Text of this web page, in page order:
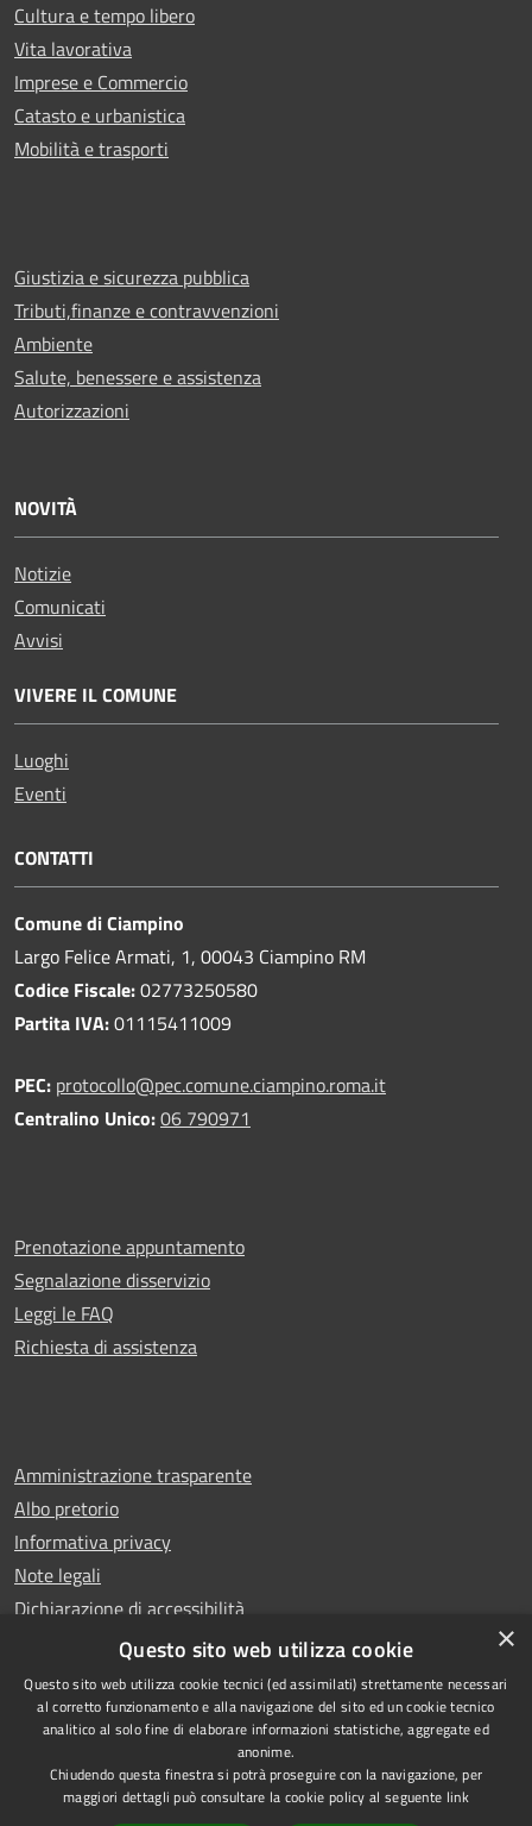
Cultura e tempo libero
Vita lavorativa
Imprese e Commercio
Catasto e urbanistica
Mobilità e trasporti
Giustizia e sicurezza pubblica
Tributi,finanze e contravvenzioni
Ambiente
Salute, benessere e assistenza
Autorizzazioni
NOVITÀ
Notizie
Comunicati
Avvisi
VIVERE IL COMUNE
Luoghi
Eventi
CONTATTI
Comune di Ciampino
Largo Felice Armati, 1, 00043 Ciampino RM
Codice Fiscale:02773250580
Partita IVA:01115411009
PEC: protocollo@pec.comune.ciampino.roma.it
Centralino Unico:06 790971
Prenotazione appuntamento
Segnalazione disservizio
Leggi le FAQ
Richiesta di assistenza
Amministrazione trasparente
Albo pretorio
Informativa privacy
Note legali
Dichiarazione di accessibilità
Whistleblowing
Accessibilità
Copyright © 2024 Città
di Ciampino
×
Questo sito web utilizza cookie
Questo sito web utilizza cookie tecnici (ed assimilati) strettamente necessari
al corretto funzionamento e alla navigazione del sito ed un cookie tecnico
analitico al solo fine di elaborare informazioni statistiche, aggregate ed
anonime.
Chiudendo questa finestra si potrà proseguire con la navigazione, per
maggiori dettagli può consultare la cookie policy al seguente link